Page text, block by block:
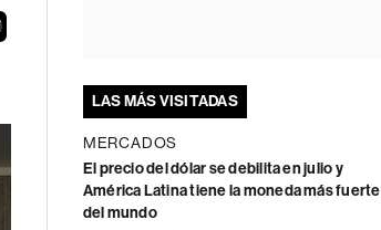
LAS MÁS VISITADAS
MERCADOS
El precio del dólar se debilita en julio y
América Latina tiene la moneda más fuerte
del mundo